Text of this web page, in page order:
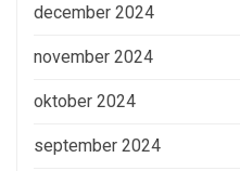
december 2024
november 2024
oktober 2024
september 2024